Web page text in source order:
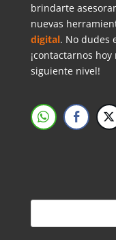
brindarte
nuevas
digital. No dudes
¡contactarnos
siguiente nivel!